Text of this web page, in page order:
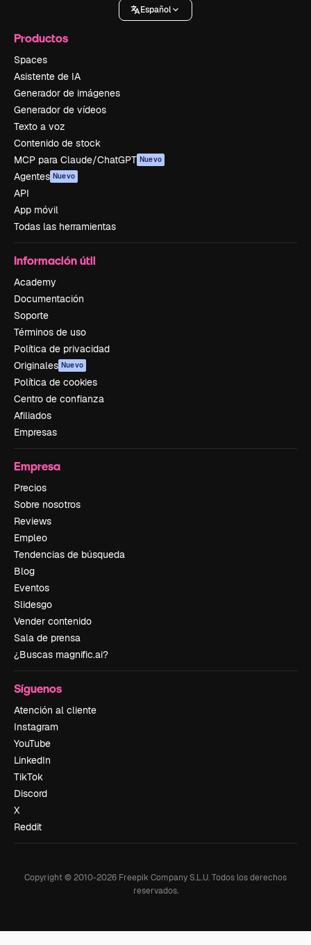
Español
Productos
Spaces
Asistente de IA
Generador de imágenes
Generador de vídeos
Texto a voz
Contenido de stock
MCP para Claude/ChatGPT Nuevo
Agentes Nuevo
API
App móvil
Todas las herramientas
Información útil
Academy
Documentación
Soporte
Términos de uso
Política de privacidad
Originales Nuevo
Política de cookies
Centro de confianza
Afiliados
Empresas
Empresa
Precios
Sobre nosotros
Reviews
Empleo
Tendencias de búsqueda
Blog
Eventos
Slidesgo
Vender contenido
Sala de prensa
¿Buscas magnific.ai?
Síguenos
Atención al cliente
Instagram
YouTube
LinkedIn
TikTok
Discord
X
Reddit
Copyright © 2010-2026 Freepik Company S.L.U.Todos los derechos
reservados.